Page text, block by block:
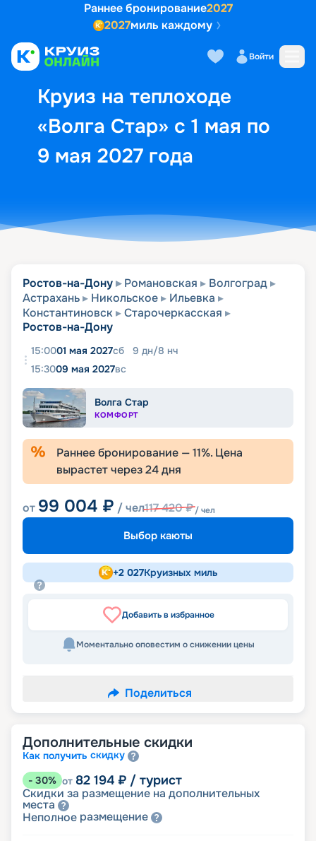
Раннее бронирование2027
2027миль каждому
Войти
Круиз на теплоходе
«Волга Стар» с 1 мая по
9 мая 2027 года
Выбор кают Маршрут и
Ростов-на-Дону Романовская
Волгоград
Астрахань
Никольское
Ильевка
Константиновск
Старочеркасская
Ростов-на-Дону
15:0001 мая 2027сб 9 дн/8 нч
15:3009 мая 2027вс
Волга Стар
КОМФОРТ
Раннее бронирование —11%. Цена
вырастет через24дня
от 99 004 ₽ / чел117 420₽/ чел
Выбор каюты
+2 027Круизных миль
Добавить в избранное
Моментально оповестим о снижении цены
Поделиться
Дополнительные скидки
Как получить скидку
- 30% от 82 194 ₽ / турист
Скидки за размещение на дополнительных
места
Неполное размещение